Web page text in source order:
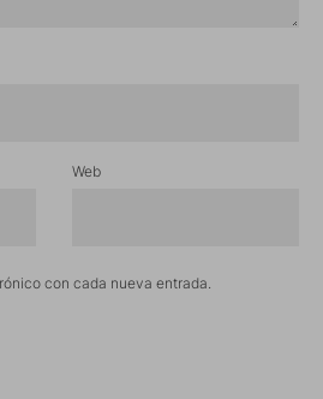
Web
con cada nueva entrada.